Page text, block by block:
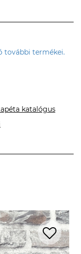
további termékei.
katalógus